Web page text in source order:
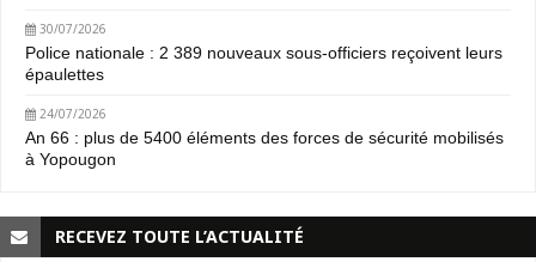
30/07/2026
Police nationale : 2 389 nouveaux sous-officiers reçoivent leurs
épaulettes
24/07/2026
An 66 : plus de 5400 éléments des forces de sécurité mobilisés
à Yopougon
RECEVEZ TOUTE L’ACTUALITÉ